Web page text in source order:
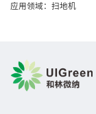
应用领域：扫地机